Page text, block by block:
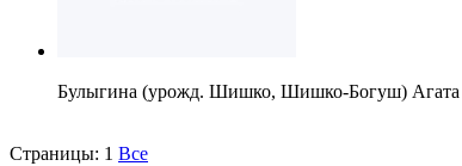
Булыгина (урожд. Шишко, Шишко-Богуш) Агата
Страницы: 1 Все